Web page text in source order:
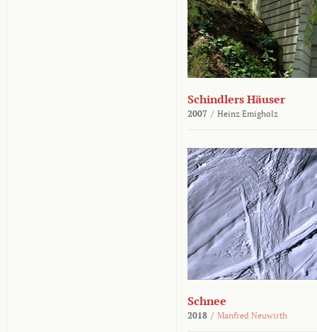
Schindlers Häuser
2007 / Heinz Emigholz
Schnee
2018 / Manfred Neuwirth